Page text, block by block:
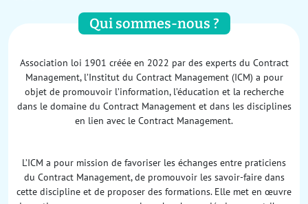
Qui sommes-nous ?
Association loi 1901 créée en 2022 par des experts du Contract
Management, l’Institut du Contract Management (ICM) a pour
objet de promouvoir l’information, l’éducation et la recherche
dans le domaine du Contract Management et dans les disciplines
en lien avec le Contract Management.
L’ICM a pour mission de favoriser les échanges entre praticiens
du Contract Management, de promouvoir les savoir-faire dans
cette discipline et de proposer des formations. Elle met en œuvre